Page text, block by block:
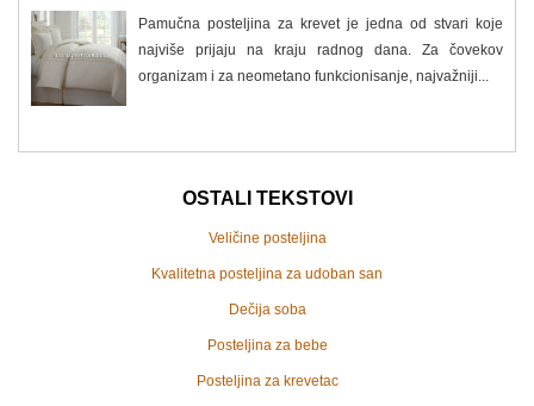
Pamučna posteljina za krevet je jedna od stvari koje
najviše prijaju na kraju radnog dana. Za čovekov
organizam i za neometano funkcionisanje, najvažniji...
OSTALI TEKSTOVI
Veličine posteljina
Kvalitetna posteljina za udoban san
Dečija soba
Posteljina za bebe
Posteljina za krevetac